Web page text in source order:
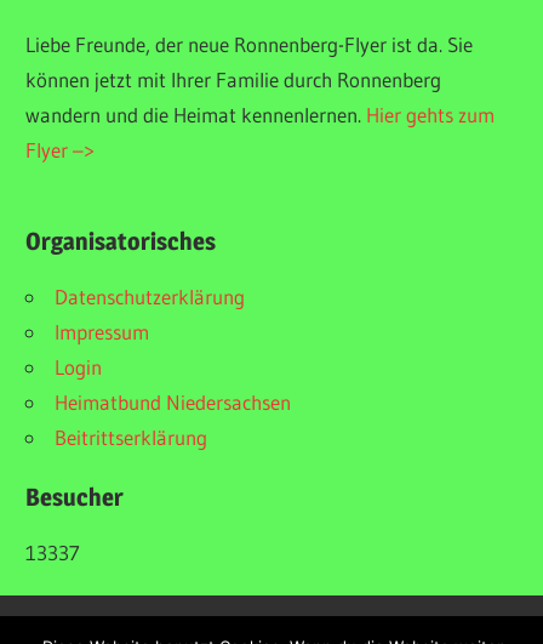
Liebe Freunde, der neue Ronnenberg-Flyer ist da. Sie
können jetzt mit Ihrer Familie durch Ronnenberg
wandern und die Heimat kennenlernen. Hier gehts zum
Flyer –>
Organisatorisches
Datenschutzerklärung
Impressum
Login
Heimatbund Niedersachsen
Beitrittserklärung
Besucher
13337